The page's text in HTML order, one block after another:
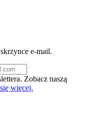
e-mail.
Zobacz naszą
więcej.